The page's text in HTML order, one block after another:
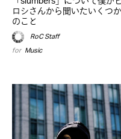
ロシさんから聞いたいくつか
のこと
RoC Staff
for Music